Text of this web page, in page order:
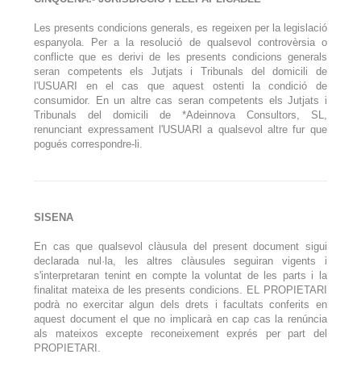
Les presents condicions generals, es regeixen per la legislació
espanyola. Per a la resolució de qualsevol controvèrsia o
conflicte que es derivi de les presents condicions generals
seran competents els Jutjats i Tribunals del domicili de
l'USUARI en el cas que aquest ostenti la condició de
consumidor. En un altre cas seran competents els Jutjats i
Tribunals del domicili de *Adeinnova Consultors, SL,
renunciant expressament l'USUARI a qualsevol altre fur que
pogués correspondre-li.
SISENA
En cas que qualsevol clàusula del present document sigui
declarada nul·la, les altres clàusules seguiran vigents i
s'interpretaran tenint en compte la voluntat de les parts i la
finalitat mateixa de les presents condicions. EL PROPIETARI
podrà no exercitar algun dels drets i facultats conferits en
aquest document el que no implicarà en cap cas la renúncia
als mateixos excepte reconeixement exprés per part del
PROPIETARI.